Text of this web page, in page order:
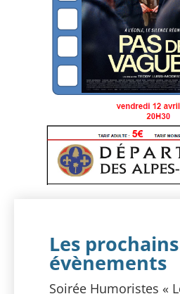
Les prochains
évènements
Soirée Humoristes «